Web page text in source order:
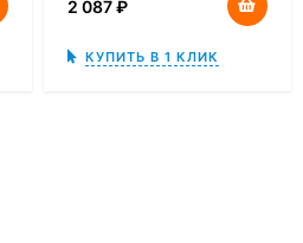
2 087₽
КУПИТЬ В 1 КЛИК